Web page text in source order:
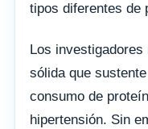
tipos diferentes de
Los
sólida que
consumo de
hipertensión. Sin